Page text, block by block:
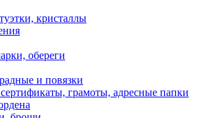
кристаллы
обереги
и повязки
грамоты, адресные папки